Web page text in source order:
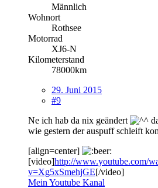
Männlich
Wohnort
Rothsee
Motorrad
XJ6-N
Kilometerstand
78000km
29. Juni 2015
#9
Ne ich hab da nix geändert
wie gestern der auspuff schleift
[align=center]
[video]http://www.youtube.com/
v=Xg5xSmehjGE[/video]
Mein Youtube Kanal